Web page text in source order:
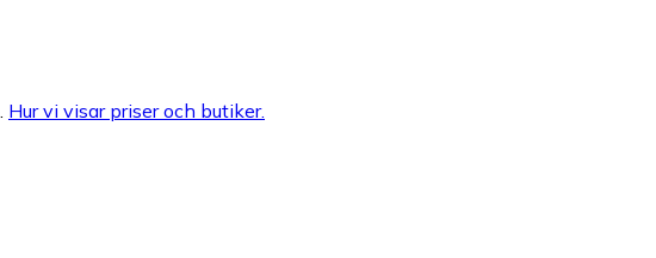
Hur vi visar priser och butiker.